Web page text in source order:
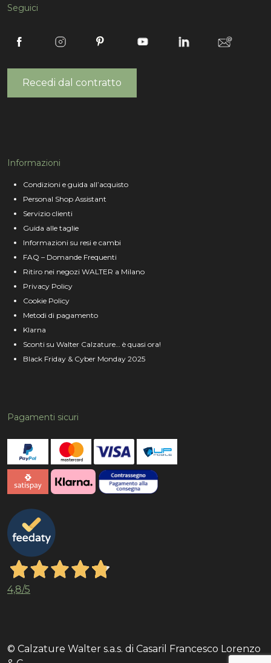
Seguici
Recedi dal contratto
Informazioni
Condizioni e guida all’acquisto
Personal Shop Assistant
Servizio clienti
Guida alle taglie
Informazioni su resi e cambi
FAQ – Domande Frequenti
Ritiro nei negozi WALTER a Milano
Privacy Policy
Cookie Policy
Metodi di pagamento
Klarna
Sconti su Walter Calzature… è quasi ora!
Black Friday & Cyber Monday 2025
Pagamenti sicuri
4,8/5
© Calzature Walter s.a.s. di Casaril Francesco Lorenzo